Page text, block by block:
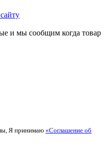
и мы сообщим когда товар
Я принимаю «Соглашение об